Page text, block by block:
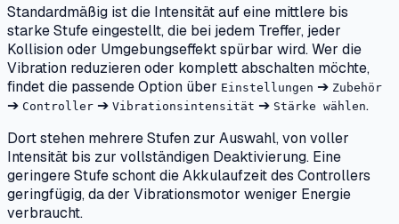
Standardmäßig ist die Intensität auf eine mittlere bis
starke Stufe eingestellt, die bei jedem Treffer, jeder
Kollision oder Umgebungseffekt spürbar wird. Wer die
Vibration reduzieren oder komplett abschalten möchte,
findet die passende Option über Einstellungen ➔ Zubehör
➔ Controller ➔ Vibrationsintensität ➔ Stärke wählen.
Dort stehen mehrere Stufen zur Auswahl, von voller
Intensität bis zur vollständigen Deaktivierung. Eine
geringere Stufe schont die Akkulaufzeit des Controllers
geringfügig, da der Vibrationsmotor weniger Energie
verbraucht.